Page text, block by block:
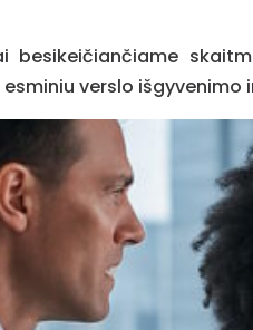
besikeičiančiame
verslo išgyvenimo